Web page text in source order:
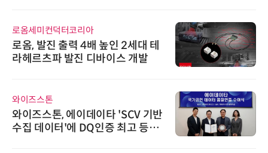
로옴세미컨덕터코리아
로옴, 발진 출력 4배 높인 2세대 테
라헤르츠파 발진 디바이스 개발
와이즈스톤
와이즈스톤, 에이데이타 'SCV 기반
수집 데이터'에 DQ인증 최고 등급